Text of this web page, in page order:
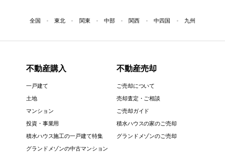
全国 東北 関東 中部 関西 中四国 九州
不動産購入
一戸建て
土地
マンション
投資・事業用
積水ハウス施工の一戸建て特集
グランドメゾンの中古マンション
不動産売却
ご売却について
売却査定・ご相談
ご売却ガイド
積水ハウスの家のご売却
グランドメゾンのご売却